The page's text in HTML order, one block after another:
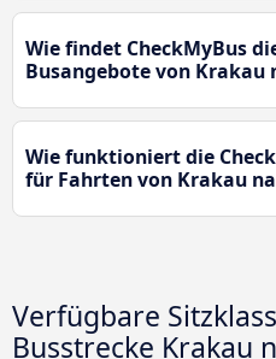
Wie findet CheckMyBus
Busangebote von Krakau
Wie funktioniert die
für Fahrten von Krakau
Verfügbare
Busstrecke Krakau